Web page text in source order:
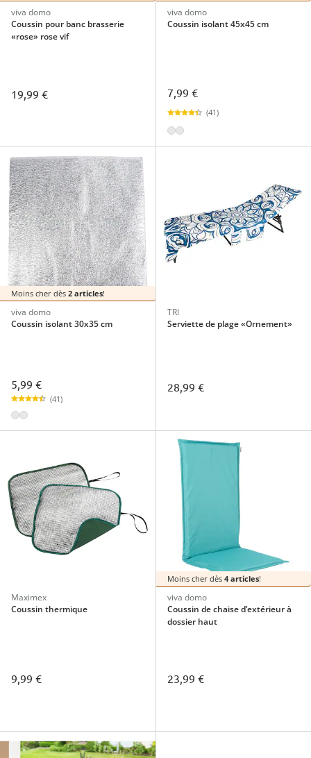
viva domo
Coussin pour banc brasserie
«rose» rose vif
19,99 €
viva domo
Coussin isolant 45x45 cm
7,99 €
(41)
Moins cher dès 2 articles!
viva domo
Coussin isolant 30x35 cm
5,99 €
(41)
TRI
Serviette de plage «Ornement»
28,99 €
Maximex
Coussin thermique
9,99 €
Moins cher dès 4 articles!
viva domo
Coussin de chaise d’extérieur à
dossier haut
23,99 €